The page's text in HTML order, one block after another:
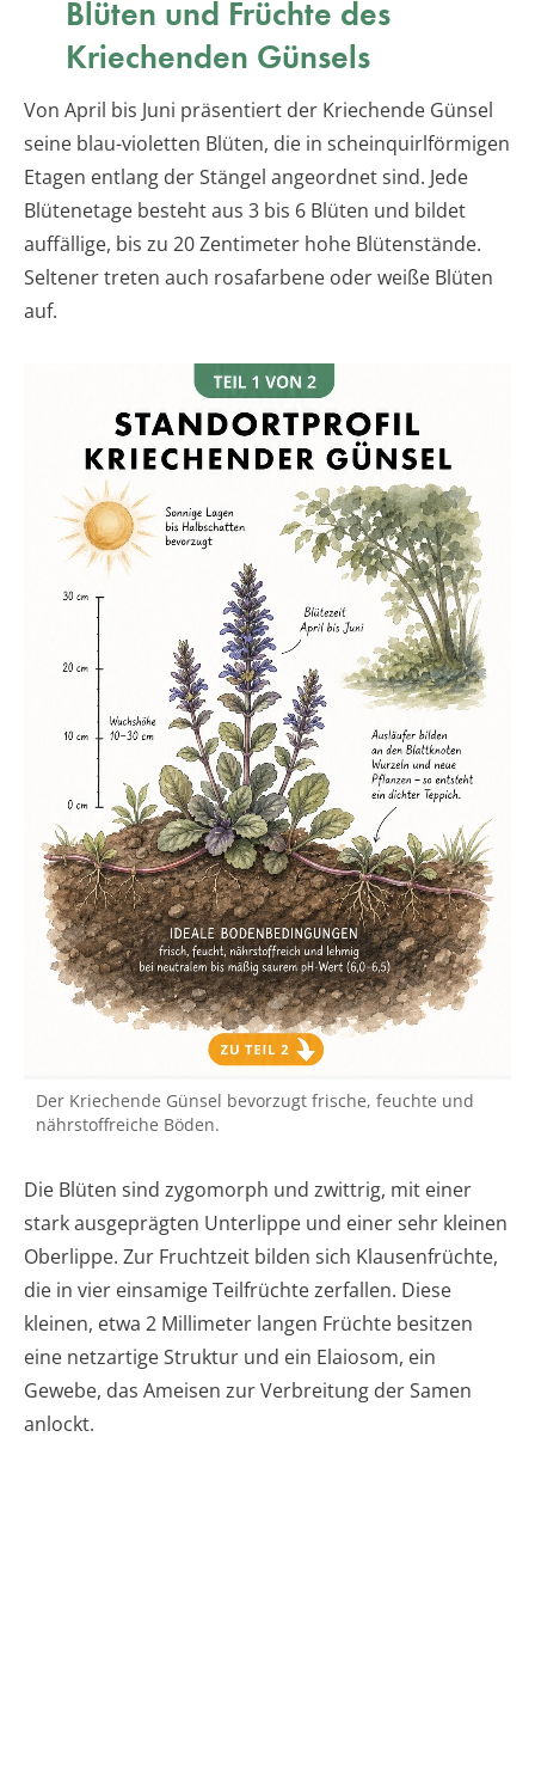
Blüten und Früchte des
Kriechenden Günsels
Von April bis Juni präsentiert der Kriechende Günsel
seine blau-violetten Blüten, die in scheinquirlförmigen
Etagen entlang der Stängel angeordnet sind. Jede
Blütenetage besteht aus 3 bis 6 Blüten und bildet
auffällige, bis zu 20 Zentimeter hohe Blütenstände.
Seltener treten auch rosafarbene oder weiße Blüten
auf.
Der Kriechende Günsel bevorzugt frische, feuchte und
nährstoffreiche Böden.
Die Blüten sind zygomorph und zwittrig, mit einer
stark ausgeprägten Unterlippe und einer sehr kleinen
Oberlippe. Zur Fruchtzeit bilden sich Klausenfrüchte,
die in vier einsamige Teilfrüchte zerfallen. Diese
kleinen, etwa 2 Millimeter langen Früchte besitzen
eine netzartige Struktur und ein Elaiosom, ein
Gewebe, das Ameisen zur Verbreitung der Samen
anlockt.